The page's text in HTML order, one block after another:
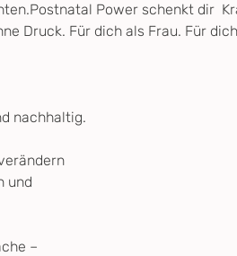
Power schenkt dir
Druck. Für dich als Frau. Für
nachhaltig.
und
–